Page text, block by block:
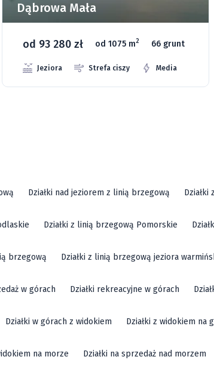
Dąbrowa Mała
od 93 280 zł od 1075 m2 66 grunt
Jeziora Strefa ciszy Media
Działki nad jeziorem z linią brzegową
Działki z linią brzegową Pomorskie
brzegową Działki z linią brzegową jeziora
w górach Działki rekreacyjne w górach
Działki w górach z widokiem Działki z widokiem na
na morze Działki na sprzedaż nad morzem